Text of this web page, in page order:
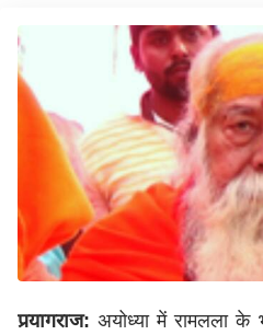
प्रयागराज: अयोध्या में रामलला के